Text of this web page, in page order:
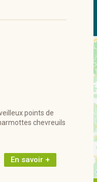
points de
chevreuils
En savoir +